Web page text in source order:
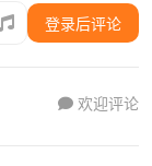
登录后评论
欢迎评论